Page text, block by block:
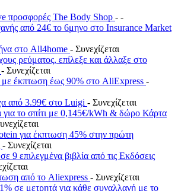
προσφορές The Body Shop - -
από 24€ το 6μηνο στο Insurance Market
στο All4home - Συνεχίζεται
ρεύματος, επίλεξε και άλλαξε στο
- Συνεχίζεται
με έκπτωση έως 90% στο AliExpress -
από 3.99€ στο Luigi - Συνεχίζεται
για το σπίτι με 0,145€/kWh & δώρο Κάρτα
για έκπτωση 45% στην πρώτη
- Συνεχίζεται
9 επιλεγμένα βιβλία από τις Εκδόσεις
από το Aliexpress - Συνεχίζεται
σε μετρητά για κάθε συναλλαγή με το